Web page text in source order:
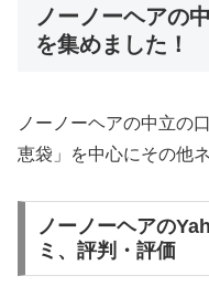
ノーノーヘアの
を集めました！
ノーノーヘアの中立の
恵袋」を中心にその他
ノーノーヘアの
ミ、評判・評価